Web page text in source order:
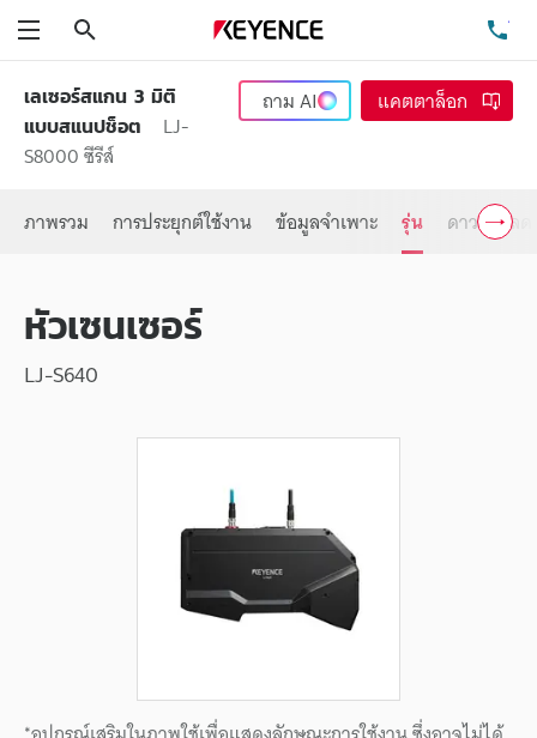
เลเซอร์สแกน 3 มิติ
แบบสแนปช็อต
LJ-
S8000 ซีรีส์
ถามAI แคตตาล็อก
ภาพรวม การประยุกต์ใช้งาน ข้อมูลจำเพาะ รุ่น ดาวน์โหลด
หัวเซนเซอร์
LJ-S640